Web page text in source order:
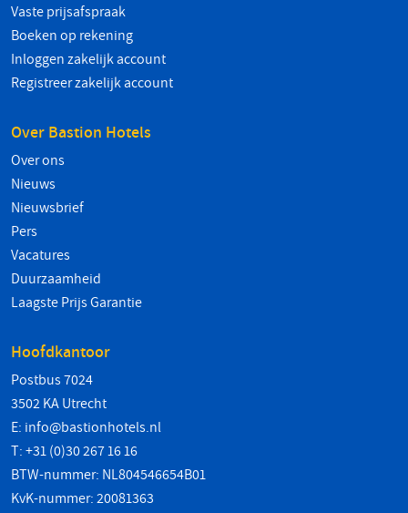
Vaste prijsafspraak
Boeken op rekening
Inloggen zakelijk account
Registreer zakelijk account
Over Bastion Hotels
Over ons
Nieuws
Nieuwsbrief
Pers
Vacatures
Duurzaamheid
Laagste Prijs Garantie
Hoofdkantoor
Postbus 7024
3502 KA Utrecht
E: info@bastionhotels.nl
T: +31 (0)30 267 16 16
BTW-nummer: NL804546654B01
KvK-nummer: 20081363